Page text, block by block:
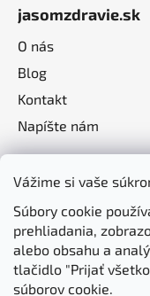
Vážime si vaše
Súbory cookie
prehliadania,
alebo obsahu a
tlačidlo "Prijať
súborov cookie.
jasomzdravie.sk
O nás
Blog
Kontakt
Napíšte nám